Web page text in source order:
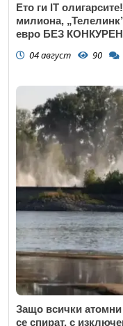
Ето ги IT
милиона,
евро БЕЗ
04 август 90
Защо всички атомни
се спират, с